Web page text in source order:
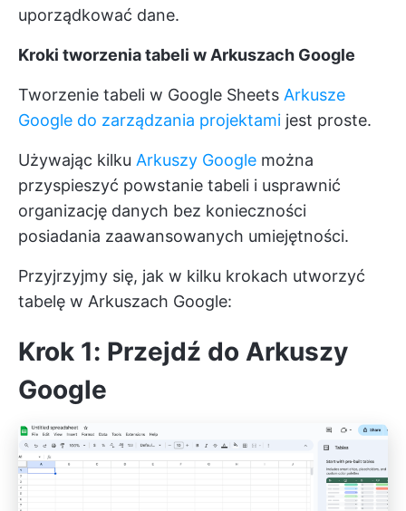
uporządkować dane.
Kroki tworzenia tabeli w Arkuszach Google
Tworzenie tabeli w Google Sheets Arkusze
Google do zarządzania projektami jest proste.
Używając kilku Arkuszy Google można
przyspieszyć powstanie tabeli i usprawnić
organizację danych bez konieczności
posiadania zaawansowanych umiejętności.
Przyjrzyjmy się, jak w kilku krokach utworzyć
tabelę w Arkuszach Google:
Krok 1: Przejdź do Arkuszy
Google